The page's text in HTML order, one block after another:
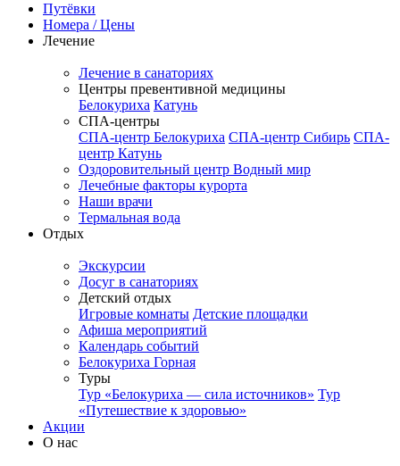
Путёвки
Номера / Цены
Лечение
Лечение в санаториях
Центры превентивной медицины
Белокуриха Катунь
СПА-центры
СПА-центр Белокуриха СПА-центр Сибирь СПА-
центр Катунь
Оздоровительный центр Водный мир
Лечебные факторы курорта
Наши врачи
Термальная вода
Отдых
Экскурсии
Досуг в санаториях
Детский отдых
Игровые комнаты Детские площадки
Афиша мероприятий
Календарь событий
Белокуриха Горная
Туры
Тур «Белокуриха — сила источников» Тур
«Путешествие к здоровью»
Акции
О нас